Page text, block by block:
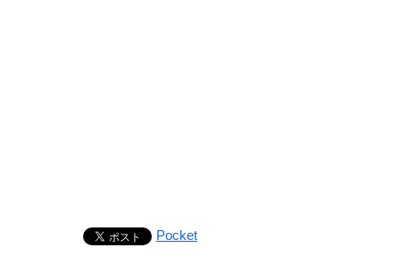
Pocket